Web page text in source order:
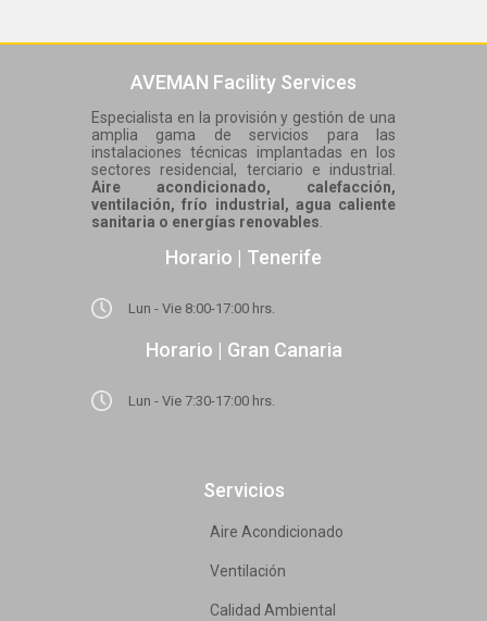
AVEMAN Facility Services
Especialista en la provisión y gestión de una
amplia gama de servicios para las
instalaciones técnicas implantadas en los
sectores residencial, terciario e industrial.
Aire acondicionado, calefacción,
ventilación, frío industrial, agua caliente
sanitaria o energías renovables
Horario | Tenerife
Lun - Vie 8:00-17:00 hrs.
Horario | Gran Canaria
Lun - Vie 7:30-17:00 hrs.
Servicios
Aire Acondicionado
Ventilación
Calidad Ambiental